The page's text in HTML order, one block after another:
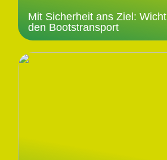
Mit Sicherheit ans Ziel:
den Bootstransport